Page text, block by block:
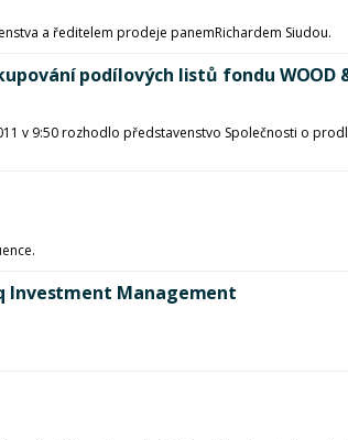
a ředitelem prodeje panemRichardem Siudou.
podílových listů fondu WOOD
v 9:50 rozhodlo představenstvo Společnosti o
Investment Management